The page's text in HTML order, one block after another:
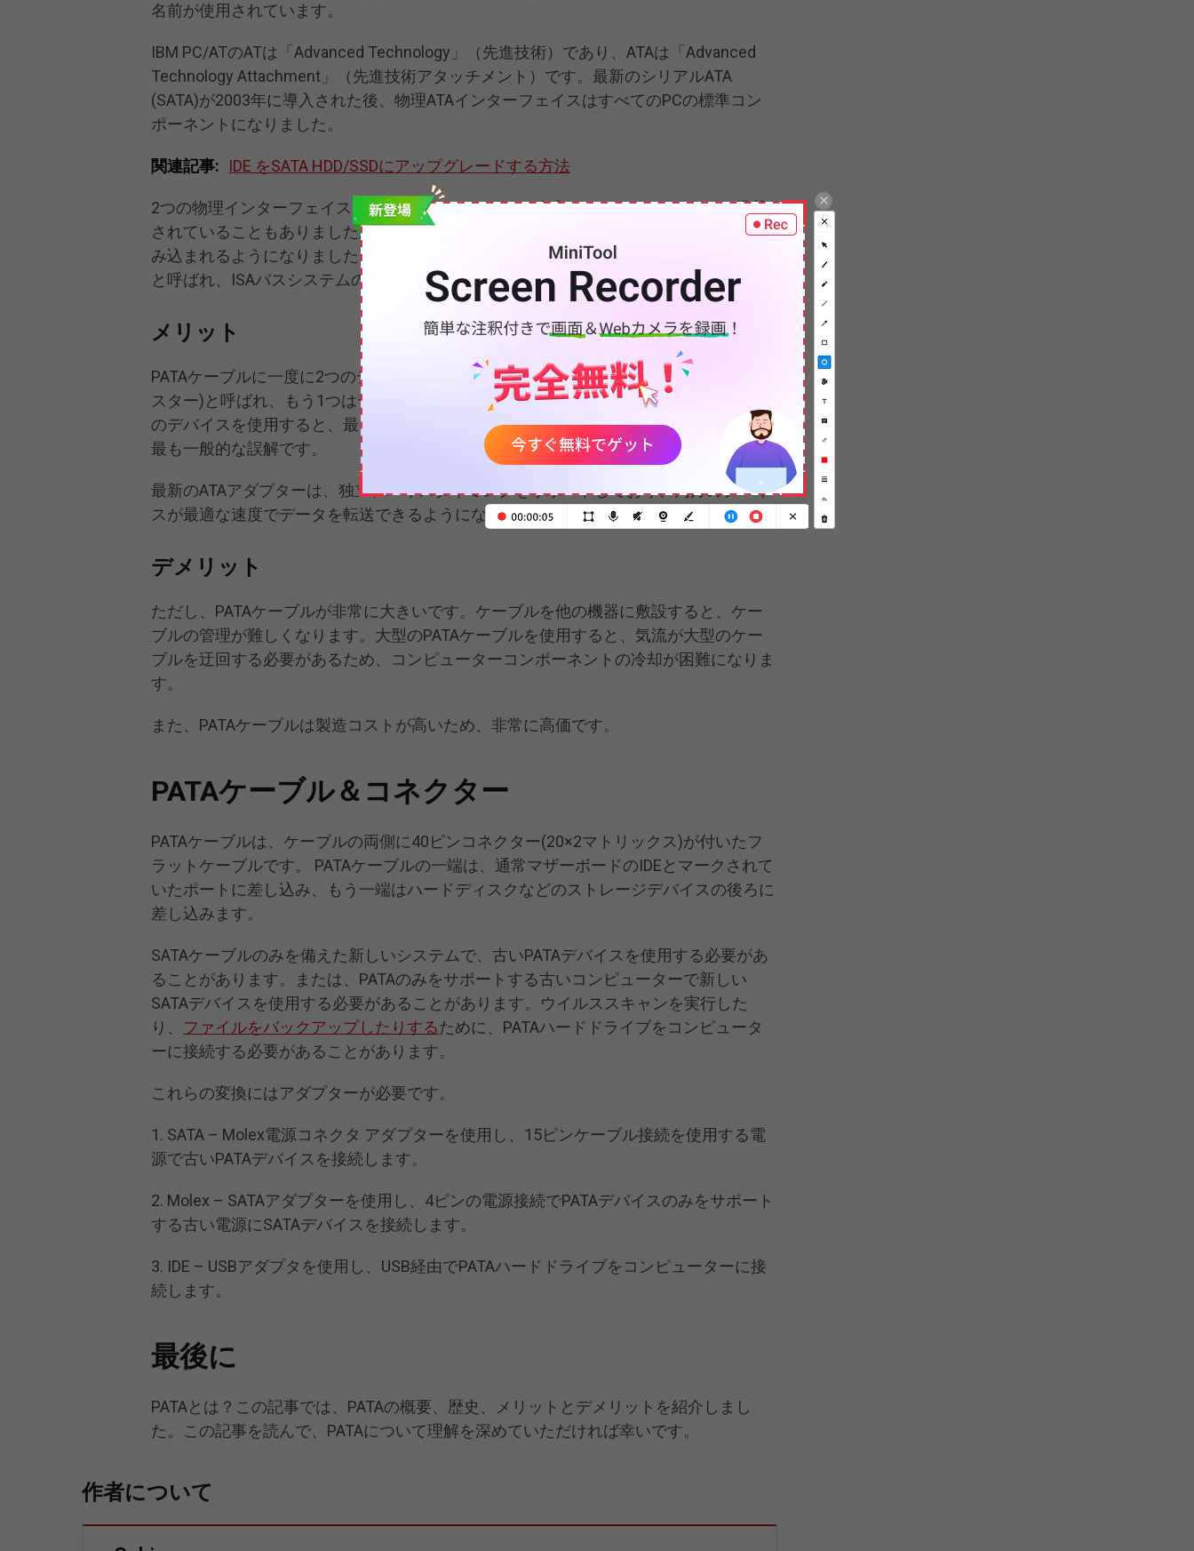
名前が使用されています。
IBM PC/ATのATは「Advanced Technology」（先進技術）であり、ATAは「Advanced
Technology Attachment」（先進技術アタッチメント）です。最新のシリアルATA
(SATA)が2003年に導入された後、物理ATAインターフェイスはすべてのPCの標準コン
ポーネントになりました。
関連記事: IDE をSATA HDD/SSDにアップグレードする方法
2つの物理インターフェイスが、当初はホストバスアダプタに、サウンドカードに搭載
されていることもありましたが、最終的にはマザーボードのサウスブリッジチップに組
み込まれるようになりました。「プライマリ」、「セカンダリ」ATAインターフェース
と呼ばれ、ISAバスシステムの基本アドレス0x1F0と0x170に割り当てられています。
メリット
PATAケーブルに一度に2つのデバイスを接続することができます。1つはデバイス0(マ
スター)と呼ばれ、もう1つはデバイス1(スレーブ)と呼ばれます。1本のケーブルで2つ
のデバイスを使用すると、最も遅いデバイスと同じ速度でしか動作しないというのは、
最も一般的な誤解です。
最新のATAアダプターは、独立デバイスタイミングをサポートしており、両方のデバイ
スが最適な速度でデータを転送できるようになっています。
デメリット
ただし、PATAケーブルが非常に大きいです。ケーブルを他の機器に敷設すると、ケー
ブルの管理が難しくなります。大型のPATAケーブルを使用すると、気流が大型のケー
ブルを迂回する必要があるため、コンピューターコンポーネントの冷却が困難になりま
す。
また、PATAケーブルは製造コストが高いため、非常に高価です。
PATAケーブル＆コネクター
PATAケーブルは、ケーブルの両側に40ピンコネクター(20×2マトリックス)が付いたフ
ラットケーブルです。 PATAケーブルの一端は、通常マザーボードのIDEとマークされて
いたポートに差し込み、もう一端はハードディスクなどのストレージデバイスの後ろに
差し込みます。
SATAケーブルのみを備えた新しいシステムで、古いPATAデバイスを使用する必要があ
ることがあります。または、PATAのみをサポートする古いコンピューターで新しい
SATAデバイスを使用する必要があることがあります。ウイルススキャンを実行した
り、 ファイルをバックアップしたりするために、PATAハードドライブをコンピュータ
ーに接続する必要があることがあります。
これらの変換にはアダプターが必要です。
1. SATA – Molex電源コネクタ アダプターを使用し、15ピンケーブル接続を使用する電
源で古いPATAデバイスを接続します。
2. Molex – SATAアダプターを使用し、4ピンの電源接続でPATAデバイスのみをサポート
する古い電源にSATAデバイスを接続します。
3. IDE – USBアダプタを使用し、USB経由でPATAハードドライブをコンピューターに接
続します。
最後に
PATAとは？この記事では、PATAの概要、歴史、メリットとデメリットを紹介しまし
た。この記事を読んで、PATAについて理解を深めていただければ幸いです。
作者について